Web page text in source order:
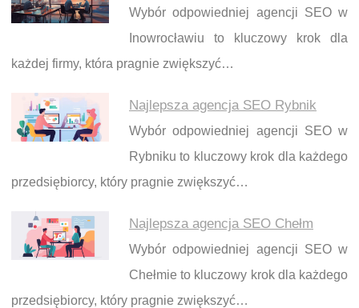
Wybór odpowiedniej agencji SEO w
Inowrocławiu to kluczowy krok dla
każdej firmy, która pragnie zwiększyć…
Najlepsza agencja SEO Rybnik
Wybór odpowiedniej agencji SEO w
Rybniku to kluczowy krok dla każdego
przedsiębiorcy, który pragnie zwiększyć…
Najlepsza agencja SEO Chełm
Wybór odpowiedniej agencji SEO w
Chełmie to kluczowy krok dla każdego
przedsiębiorcy, który pragnie zwiększyć…